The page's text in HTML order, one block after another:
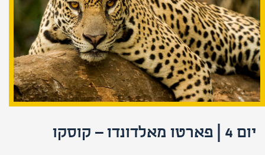
יום 4 | פארטו מאלדונדו – קוסקו